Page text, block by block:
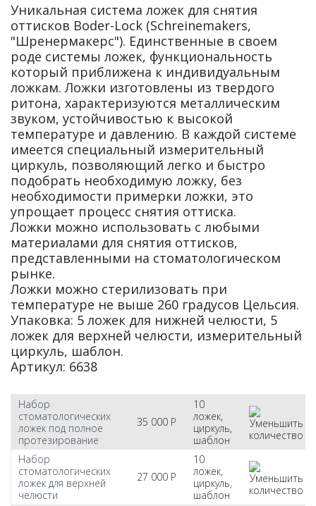
Уникальная система ложек для снятия
оттисков Boder-Lock (Schreinemakers,
"Шренермакерс"). Единственные в своем
роде системы ложек, функциональность
который приближена к индивидуальным
ложкам. Ложки изготовлены из твердого
ритона, характеризуются металлическим
звуком, устойчивостью к высокой
температуре и давлению. В каждой системе
имеется специальный измерительный
циркуль, позволяющий легко и быстро
подобрать необходимую ложку, без
необходимости примерки ложки, это
упрощает процесс снятия оттиска.
Ложки можно использовать с любыми
материалами для снятия оттисков,
представленными на стоматологическом
рынке.
Ложки можно стерилизовать при
температуре не выше 260 градусов Цельсия.
Упаковка: 5 ложек для нижней челюсти, 5
ложек для верхней челюсти, измерительный
циркуль, шаблон.
Артикул: 6638
Набор
стоматологических
ложек под полное
протезирование
35 000 Р
10
ложек,
циркуль,
шаблон
Набор
стоматологических
ложек для верхней
челюсти
27 000 Р
10
ложек,
циркуль,
шаблон